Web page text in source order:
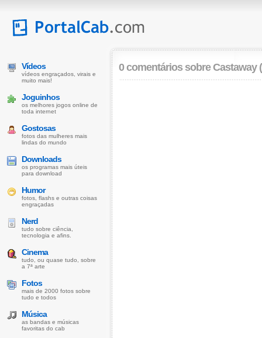
0 comentários sobre Castaway
Vídeos
vídeos engraçados, virais e
muito mais!
Joguinhos
os melhores jogos online de
toda internet
Gostosas
fotos das mulheres mais
lindas do mundo
Downloads
os programas mais úteis
para download
Humor
fotos, flashs e outras coisas
engraçadas
Nerd
tudo sobre ciência,
tecnologia e afins.
Cinema
tudo, ou quase tudo, sobre
a 7ª arte
Fotos
mais de 2000 fotos sobre
tudo e todos
Música
as bandas e músicas
favoritas do cab